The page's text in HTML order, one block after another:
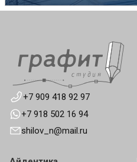
+7 909 418 92 97
+7 918 502 16 94
shilov_n@mail.ru